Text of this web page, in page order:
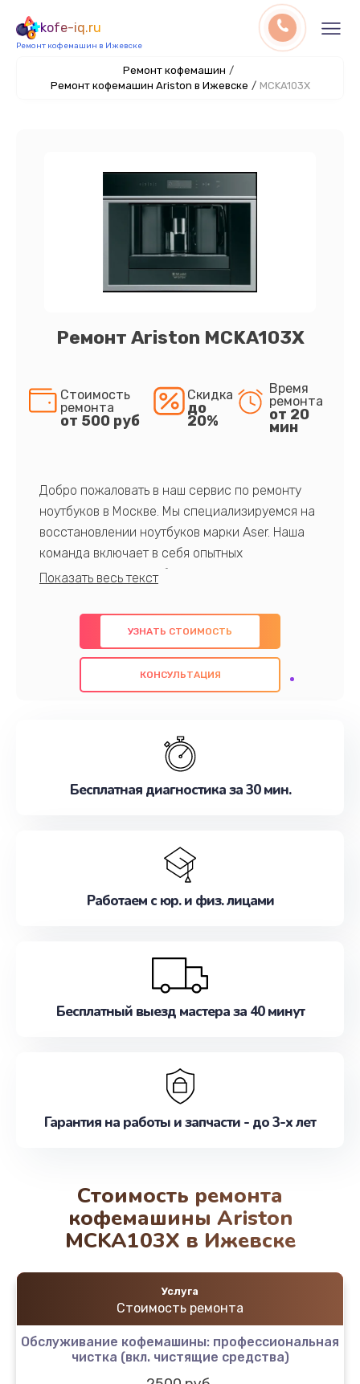
kofe-iq.ru
Ремонт кофемашин в Ижевске
Ремонт кофемашин /
Ремонт кофемашин Ariston в Ижевске / MCKA103X
Ремонт Ariston MCKA103X
Стоимость
ремонта
от 500 руб
Скидка
до
20%
Время
ремонта
от 20
мин
Добро пожаловать в наш сервис по ремонту
ноутбуков в Москве. Мы специализируемся на
восстановлении ноутбуков марки Aser. Наша
команда включает в себя опытных
профессионалов с обширными знаниями и
предлагаем быстрый и качественный ремонт с
использованием оригинальных компонентов, а
также гарантируем качество всех
проведенных работ. Наша цель - предоставить
наилучшим образом. Не медлите записаться на
УЗНАТЬ СТОИМОСТЬ
КОНСУЛЬТАЦИЯ
Бесплатная диагностика за 30 мин.
Работаем с юр. и физ. лицами
Бесплатный выезд мастера за 40 минут
Гарантия на работы и запчасти - до 3-х лет
Стоимость ремонта
кофемашины Ariston
MCKA103X в Ижевске
Услуга
Стоимость ремонта
Обслуживание кофемашины: профессиональная
чистка (вкл. чистящие средства)